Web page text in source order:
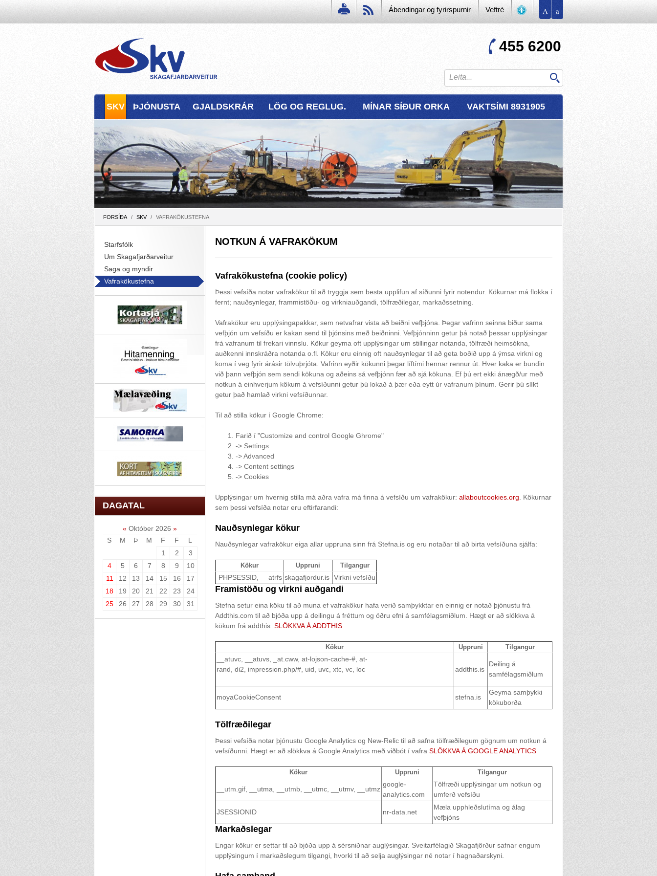
455 6200
FORSÍÐA / SKV / VAFRAKÖKUSTEFNA
NOTKUN Á VAFRAKÖKUM
Vafrakökustefna (cookie policy)
Þessi vefsíða notar vafrakökur til að tryggja sem besta upplifun af síðunni fyrir notendur. Kökurnar má flokka í
fernt; nauðsynlegar, frammistöðu- og virkniauðgandi, tölfræðilegar, markaðssetning.
Vafrakökur eru upplýsingapakkar, sem netvafrar vista að beiðni vefþjóna. Þegar vafrinn seinna biður sama
vefþjón um vefsíðu er kakan send til þjónsins með beiðninni. Vefþjónninn getur þá notað þessar upplýsingar
frá vafranum til frekari vinnslu. Kökur geyma oft upplýsingar um stillingar notanda, tölfræði heimsókna,
auðkenni innskráðra notanda o.fl. Kökur eru einnig oft nauðsynlegar til að geta boðið upp á ýmsa virkni og
koma í veg fyrir árásir tölvuþrjóta. Vafrinn eyðir kökunni þegar líftími hennar rennur út. Hver kaka er bundin
við þann vefþjón sem sendi kökuna og aðeins sá vefþjónn fær að sjá kökuna. Ef þú ert ekki ánægð/ur með
notkun á einhverjum kökum á vefsíðunni getur þú lokað á þær eða eytt úr vafranum þínum. Gerir þú slíkt
getur það hamlað virkni vefsíðunnar.
Til að stilla kökur í Google Chrome:
Farið í "Customize and control Google Ghrome"
-> Settings
-> Advanced
-> Content settings
-> Cookies
Upplýsingar um hvernig stilla má aðra vafra má finna á vefsíðu um vafrakökur: allaboutcookies.org . Kökurnar
sem þessi vefsíða notar eru eftirfarandi:
Nauðsynlegar kökur
Nauðsynlegar vafrakökur eiga allar uppruna sinn frá Stefna.is og eru notaðar til að birta vefsíðuna sjálfa:
Kökur Uppruni Tilgangur
PHPSESSID, __atrfs skagafjordur.is Virkni vefsíðu
Framistöðu og virkni auðgandi
Stefna setur eina köku til að muna ef vafrakökur hafa verið samþykktar en einnig er notað þjónustu frá
Addthis.com til að bjóða upp á deilingu á fréttum og öðru efni á samfélagsmiðlum. Hægt er að slökkva á
kökum frá addthis SLÖKKVA Á ADDTHIS
Kökur Uppruni Tilgangur
__atuvc, __atuvs, _at.cww, at-lojson-cache-#, at-
rand, di2, impression.php/#, uid, uvc, xtc, vc, loc
addthis.is
Deiling á
samfélagsmiðlum
moyaCookieConsent stefna.is
Geyma samþykki
kökuborða
Tölfræðilegar
Þessi vefsíða notar þjónustu Google Analytics og New-Relic til að safna tölfræðilegum gögnum um notkun á
vefsíðunni. Hægt er að slökkva á Google Analytics með viðbót í vafra SLÖKKVA Á GOOGLE ANALYTICS
Kökur Uppruni Tilgangur
__utm.gif, __utma, __utmb, __utmc, __utmv, __utmz
google-
analytics.com
Tölfræði upplýsingar um notkun og
umferð vefsíðu
JSESSIONID nr-data.net
Mæla upphleðslutíma og álag
vefþjóns
Markaðslegar
Engar kökur er settar til að bjóða upp á sérsniðnar auglýsingar. Sveitarfélagið Skagafjörður safnar engum
upplýsingum í markaðslegum tilgangi, hvorki til að selja auglýsingar né notar í hagnaðarskyni.
SKV ÞJÓNUSTA GJALDSKRÁR LÖG OG REGLUG. MÍNAR SÍÐUR ORKA VAKTSÍMI 8931905
Starfsfólk
Um Skagafjarðarveitur
Saga og myndir
Vafrakökustefna
DAGATAL
« Október 2026 »
S
M Þ M F F
L
1
2
3
4
5 6 7 8 9
10
11
12 13 14 15 16
17
18
19 20 21 22 23
24
25
26 27 28 29 30 31
A a
Ábendingar og fyrirspurnir Veftré